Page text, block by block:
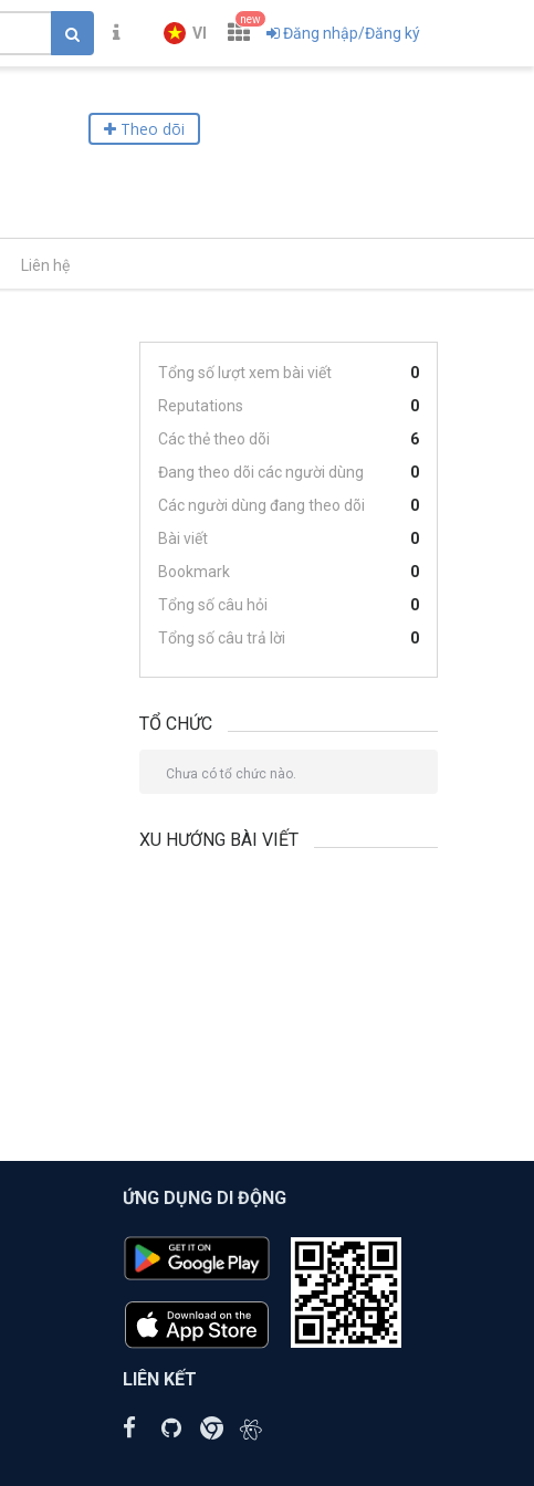
VI
new
Đăng nhập/Đăng ký
Theo dõi
Liên hệ
Tổng số lượt xem bài viết
0
Reputations
0
Các thẻ theo dõi
6
Đang theo dõi các người dùng
0
Các người dùng đang theo dõi
0
Bài viết
0
Bookmark
0
Tổng số câu hỏi
0
Tổng số câu trả lời
0
TỔ CHỨC
Chưa có tổ chức nào.
XU HƯỚNG BÀI VIẾT
ỨNG DỤNG DI ĐỘNG
LIÊN KẾT